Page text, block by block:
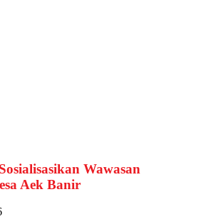
Wawasan
Aek Banir